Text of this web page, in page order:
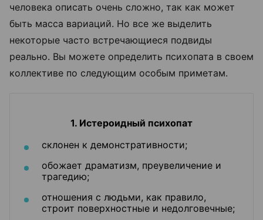
человека описать очень сложно, так как может
быть масса вариаций. Но все же выделить
некоторые часто встречающиеся подвиды
реально. Вы можете определить психопата в своем
коллективе по следующим особым приметам.
1. Истероидный психопат
склонен к демонстративности;
обожает драматизм, преувеличение и
трагедию;
отношения с людьми, как правило,
строит поверхностные и недолговечные;